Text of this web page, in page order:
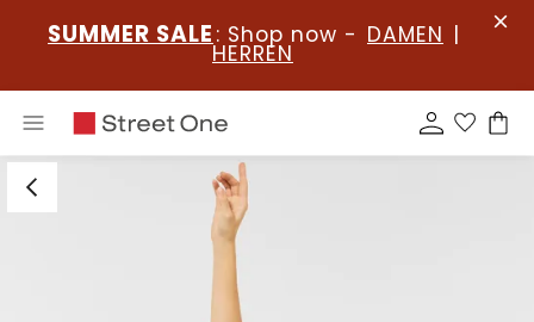
SUMMER SALE : Shop now - DAMEN |
HERREN